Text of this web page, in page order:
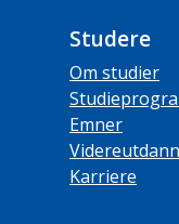
Studere
Om studier
Emner
Karriere